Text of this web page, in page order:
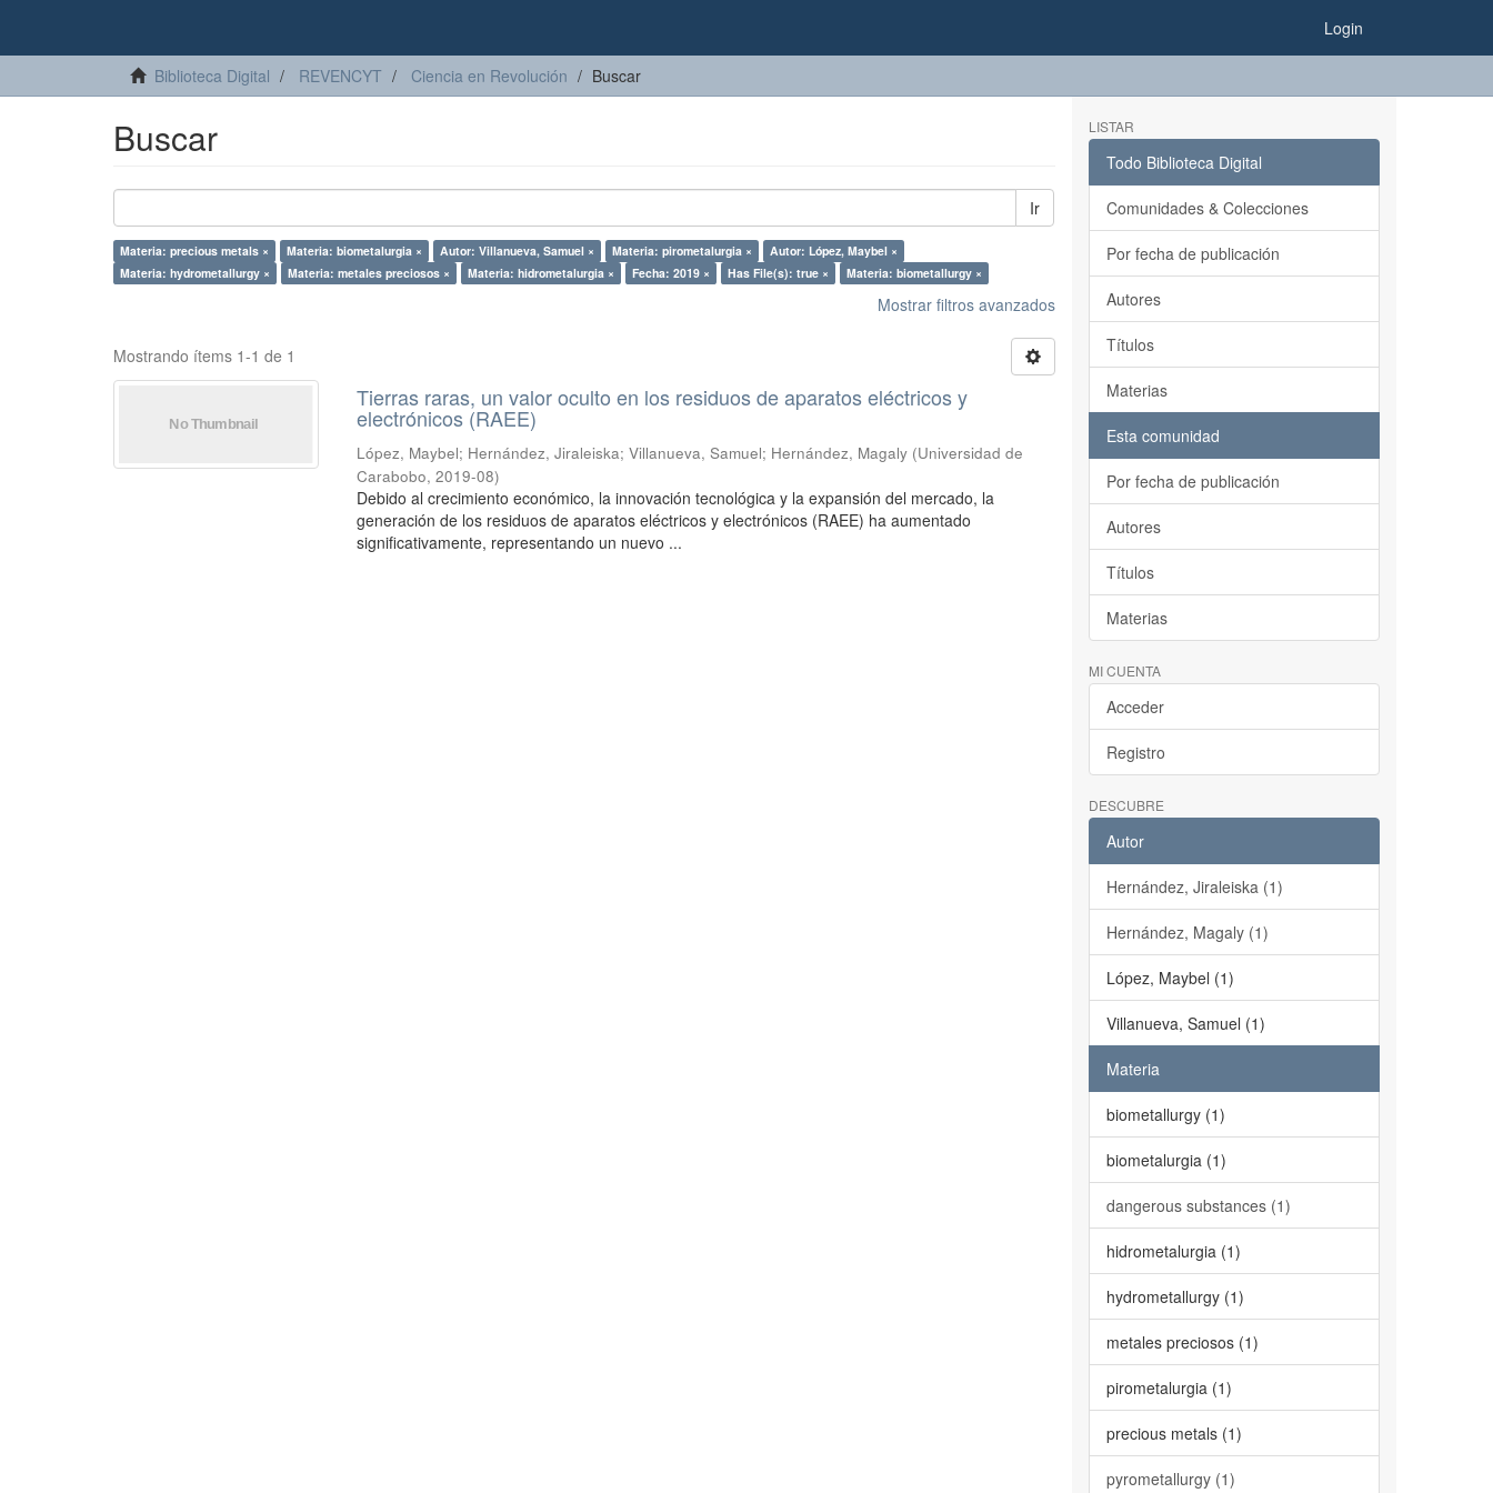
Login
Biblioteca Digital REVENCYT Ciencia en Revolución Buscar
Buscar
Ir
Materia: precious metals × Materia: biometalurgia × Autor: Villanueva, Samuel × Materia: pirometalurgia ×
Autor: López, Maybel ×
Materia: hydrometallurgy ×
Materia: metales preciosos × Materia: hidrometalurgia × Fecha: 2019 × Has File(s): true × Materia: biometallurgy ×
Mostrar filtros avanzados
Mostrando ítems 1-1 de 1
Tierras raras, un valor oculto en los residuos de aparatos eléctricos y
electrónicos (RAEE)
López, Maybel; Hernández, Jiraleiska;Villanueva, Samuel; Hernández, Magaly (Universidad de
Carabobo,2019-08)
Debido al crecimiento económico, la innovación tecnológica y la expansión del mercado, la
generación de los residuos de aparatos eléctricos y electrónicos (RAEE) ha aumentado
significativamente, representando un nuevo ...
LISTAR
Todo Biblioteca Digital
Comunidades & Colecciones
Por fecha de publicación
Autores
Títulos
Materias
Esta comunidad
Por fecha de publicación
Autores
Títulos
Materias
MI CUENTA
Acceder
Registro
DESCUBRE
Autor
Hernández, Jiraleiska (1)
Hernández, Magaly (1)
López, Maybel (1)
Villanueva, Samuel (1)
Materia
biometallurgy (1)
biometalurgia (1)
dangerous substances (1)
hidrometalurgia (1)
hydrometallurgy (1)
metales preciosos (1)
pirometalurgia (1)
precious metals (1)
pyrometallurgy (1)